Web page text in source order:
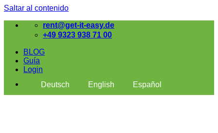
Saltar al contenido
rent@get-it-easy.de
+49 9323 938 71 00
BLOG
Guía
Login
Deutsch
English Español